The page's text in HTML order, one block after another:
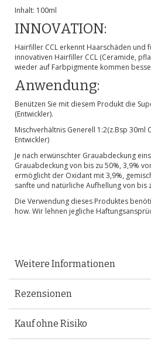
Inhalt: 100ml
INNOVATION:
Hairfiller CCL erkennt Haarschäden und
innovativen Hairfiller CCL (Ceramide,
wieder auf Farbpigmente kommen
Anwendung:
Benützen Sie mit diesem Produkt die
(Entwickler).
Mischverhältnis Generell 1:2(z.Bsp 30ml
Entwickler)
Je nach erwünschter Grauabdeckung
Grauabdeckung von bis zu 50%, 3,9%
ermöglicht der Oxidant mit 3,9%,
sanfte und natürliche Aufhellung von bis
Die Verwendung dieses Produktes
how. Wir lehnen jegliche
Weitere Informationen
Rezensionen
Kauf ohne Risiko